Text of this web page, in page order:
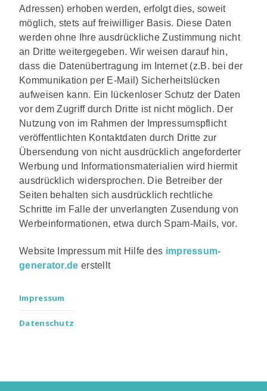
Adressen) erhoben werden, erfolgt dies, soweit
möglich, stets auf freiwilliger Basis. Diese Daten
werden ohne Ihre ausdrückliche Zustimmung nicht
an Dritte weitergegeben. Wir weisen darauf hin,
dass die Datenübertragung im Internet (z.B. bei der
Kommunikation per E-Mail) Sicherheitslücken
aufweisen kann. Ein lückenloser Schutz der Daten
vor dem Zugriff durch Dritte ist nicht möglich. Der
Nutzung von im Rahmen der Impressumspflicht
veröffentlichten Kontaktdaten durch Dritte zur
Übersendung von nicht ausdrücklich angeforderter
Werbung und Informationsmaterialien wird hiermit
ausdrücklich widersprochen. Die Betreiber der
Seiten behalten sich ausdrücklich rechtliche
Schritte im Falle der unverlangten Zusendung von
Werbeinformationen, etwa durch Spam-Mails, vor.
Website Impressum mit Hilfe des impressum-
generator.de erstellt
Impressum
Datenschutz